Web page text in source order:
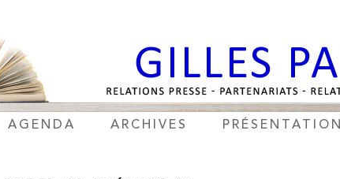
AGENDA ARCHIVES PRÉSENTATION